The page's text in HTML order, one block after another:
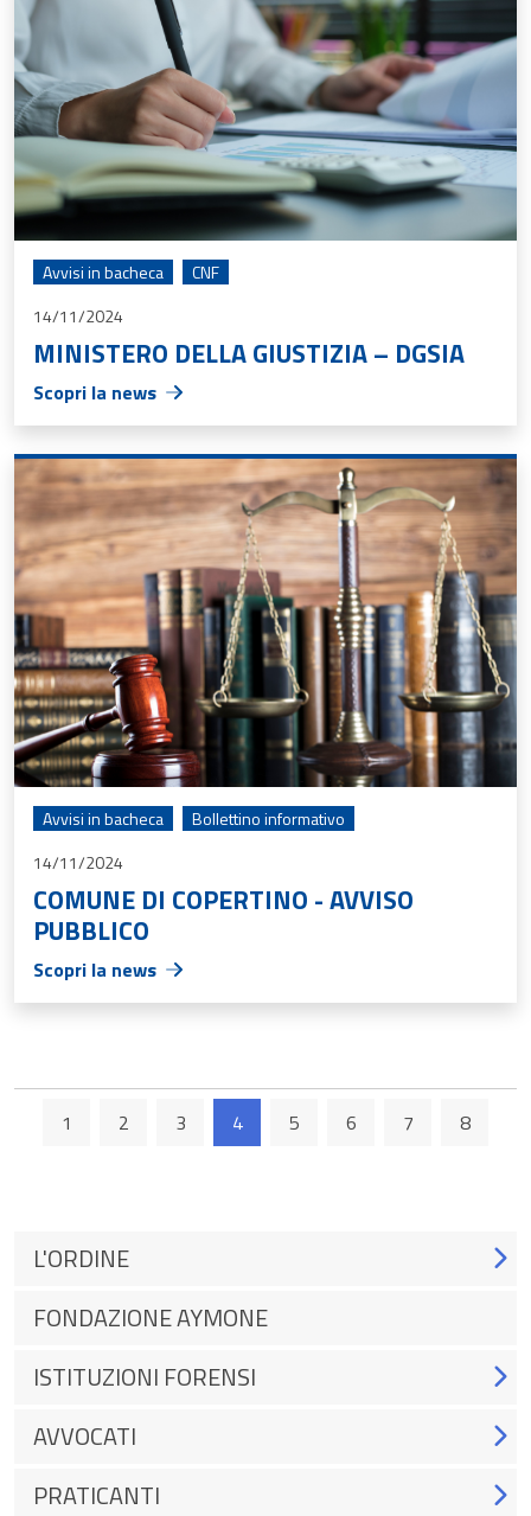
Avvisi in bacheca
CNF
14/11/2024
MINISTERO DELLA GIUSTIZIA – DGSIA
Scopri la news
Avvisi in bacheca
Bollettino informativo
14/11/2024
COMUNE DI COPERTINO - AVVISO
PUBBLICO
Scopri la news
1 2 3 4 5 6 7 8
L'ORDINE
FONDAZIONE AYMONE
ISTITUZIONI FORENSI
AVVOCATI
PRATICANTI